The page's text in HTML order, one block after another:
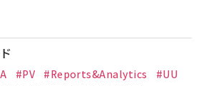
#PV #Reports&Analytics
#UU